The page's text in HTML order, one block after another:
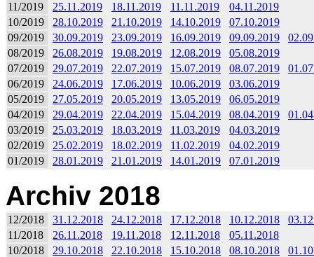
11/2019
25.11.2019 18.11.2019 11.11.2019
04.11.2019
10/2019
28.10.2019 21.10.2019 14.10.2019
07.10.2019
09/2019
30.09.2019 23.09.2019 16.09.2019 09.09.2019
08/2019
26.08.2019 19.08.2019 12.08.2019
05.08.2019
07/2019
29.07.2019 22.07.2019 15.07.2019 08.07.2019
06/2019
24.06.2019 17.06.2019 10.06.2019
03.06.2019
05/2019
27.05.2019 20.05.2019 13.05.2019
06.05.2019
04/2019
29.04.2019 22.04.2019 15.04.2019 08.04.2019
03/2019
25.03.2019 18.03.2019 11.03.2019
04.03.2019
02/2019
25.02.2019 18.02.2019 11.02.2019
04.02.2019
01/2019
28.01.2019 21.01.2019 14.01.2019 07.01.2019
Archiv 2018
12/2018 31.12.2018 24.12.2018 17.12.2018 10.12.2018
11/2018
26.11.2018 19.11.2018 12.11.2018
05.11.2018
10/2018
29.10.2018 22.10.2018 15.10.2018 08.10.2018